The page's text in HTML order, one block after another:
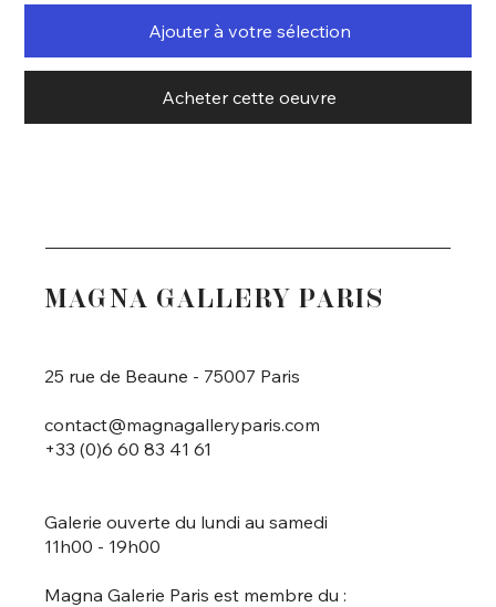
Ajouter à votre sélection
Acheter cette oeuvre
MAGNA GALLERY PARIS
25 rue de Beaune - 75007 Paris
contact@magnagalleryparis.com
+33 (0)6 60 83 41 61
Galerie ouverte du lundi au samedi
11h00 - 19h00
Magna Galerie Paris est membre du :